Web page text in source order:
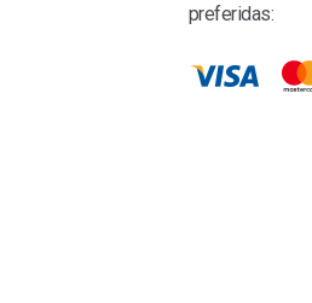
preferidas: